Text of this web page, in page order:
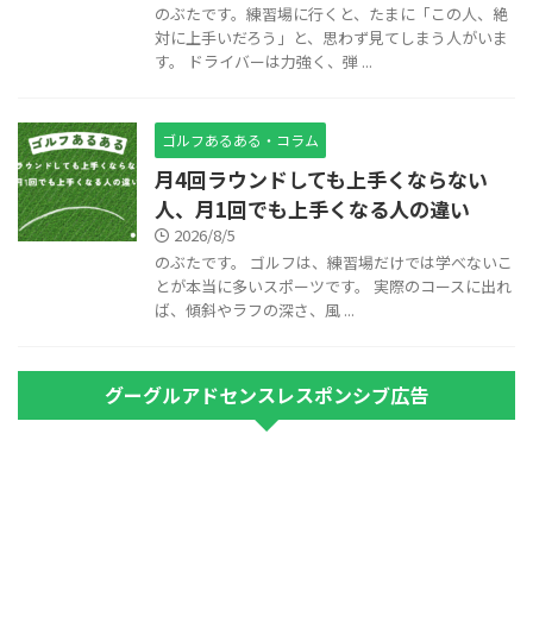
のぶたです。練習場に行くと、たまに「この人、絶
対に上手いだろう」と、思わず見てしまう人がいま
す。 ドライバーは力強く、弾 ...
ゴルフあるある・コラム
月4回ラウンドしても上手くならない
人、月1回でも上手くなる人の違い
2026/8/5
のぶたです。 ゴルフは、練習場だけでは学べないこ
とが本当に多いスポーツです。 実際のコースに出れ
ば、傾斜やラフの深さ、風 ...
グーグルアドセンスレスポンシブ広告